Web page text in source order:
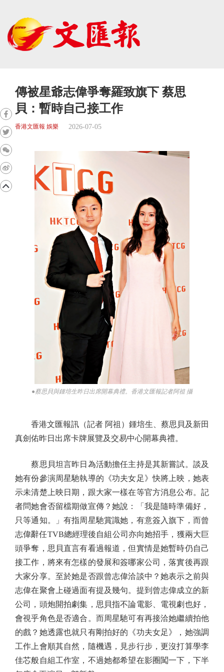
傳被星爺志偉爭奪羅致旗下 蔡思
貝：暫時自己接工作
香港文匯報 娛樂 2026-07-05
●蔡思貝與鍾培生昨日出席開幕典禮。香港文匯報記者阿祖 攝
香港文匯報訊（記者 阿祖）鍾培生、蔡思貝及新田
真劍佑昨日出席卡牌展覽及交易中心開幕典禮。
蔡思貝坦言昨日為活動擔任主持是其新嘗試。談及
她有份參演周星馳執導的《功夫女足》快將上映，她表
示未清楚上映日期，跟大家一樣在等官方消息公布。記
者問她會否留檔期做宣傳？她說：「我是隨時準備好，
只等通知。」有指周星馳賞識她，有意簽入旗下，而曾
志偉辭任TVB總經理後自組公司亦向她招手，獲兩大巨
頭爭奪，思貝直言有看過報道，但實情是她暫時仍自己
接工作，將來有怎樣的發展和簽哪家公司，落實後再跟
大家分享。至於她是否跟曾志偉洽談中？她表示之前與
志偉在聚會上碰過面有提及幾句。提到曾志偉成立的新
公司，頭炮開拍劇集，思貝指不論電影、電視劇也好，
會視乎角色是否適合。而周星馳可有再接洽她繼續拍他
的戲？她透露也就只有剛拍好的《功夫女足》，她強調
工作上會順其自然，隨機遇，見步行步，更沒打算學李
佳芯般自組工作室，不過她都希望在影圈闖一下，下半